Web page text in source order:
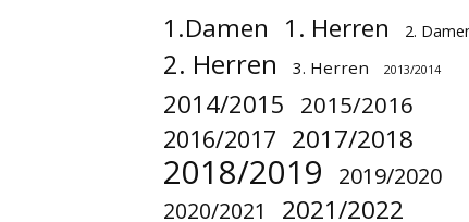
1.Damen 1. Herren 2.
2. Herren 3. Herren 2013/2014
2014/2015 2015/2016
2016/2017 2017/2018
2018/2019
2019/2020
2020/2021
2021/2022